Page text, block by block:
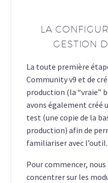
LA
GESTION
La toute première
Community v9 et de
production (la “vraie”
avons également créé
test (une copie de la
production) afin de
familiariser avec l’outil.
Pour commencer, nous
concentrer sur les